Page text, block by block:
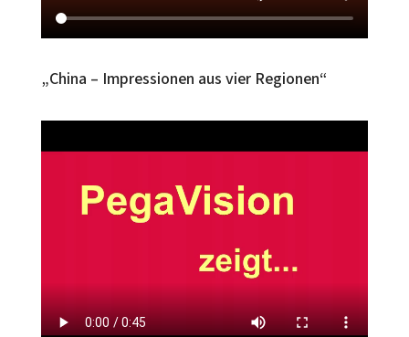
„China – Impressionen aus vier Regionen“